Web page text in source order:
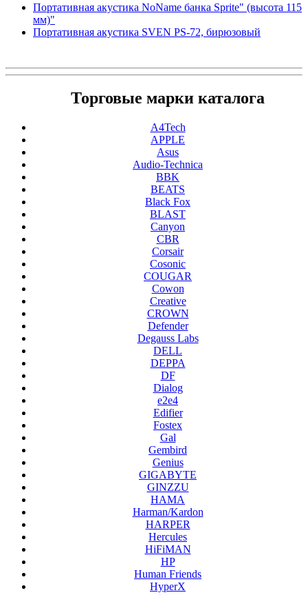
Портативная акустика NoName банка Sprite" (высота 115
мм)"
Портативная акустика SVEN PS-72, бирюзовый
Торговые марки каталога
A4Tech
APPLE
Asus
Audio-Technica
BBK
BEATS
Black Fox
BLAST
Canyon
CBR
Corsair
Cosonic
COUGAR
Cowon
Creative
CROWN
Defender
Degauss Labs
DELL
DEPPA
DF
Dialog
e2e4
Edifier
Fostex
Gal
Gembird
Genius
GIGABYTE
GINZZU
HAMA
Harman/Kardon
HARPER
Hercules
HiFiMAN
HP
Human Friends
HyperX